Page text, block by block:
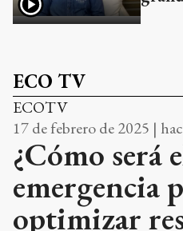
ECO TV
ECOTV
17 de febrero de 2025 |
¿Cómo será
emergencia
optimizar